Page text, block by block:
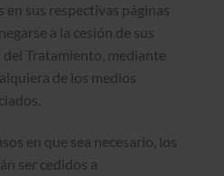
sus respectivas páginas
a la cesión de sus
del Tratamiento, mediante
de los medios
en que sea necesario, los
ser cedidos a